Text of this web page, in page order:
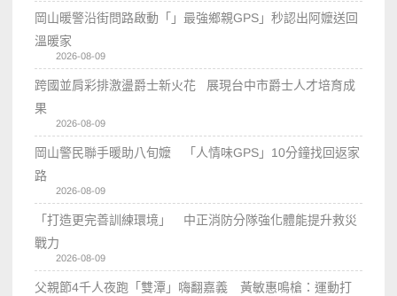
岡山暖警沿街問路啟動「」最強鄉親GPS」秒認出阿嬤送回
溫暖家
2026-08-09
跨國並肩彩排激盪爵士新火花 展現台中市爵士人才培育成
果
2026-08-09
岡山警民聯手暖助八旬嬤 「人情味GPS」10分鐘找回返家
路
2026-08-09
「打造更完善訓練環境」 中正消防分隊強化體能提升救災
戰力
2026-08-09
父親節4千人夜跑「雙潭」嗨翻嘉義 黃敏惠鳴槍：運動打